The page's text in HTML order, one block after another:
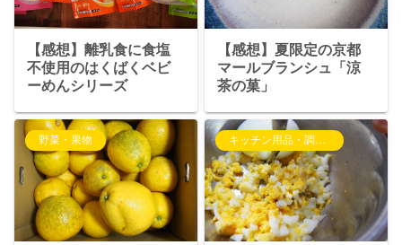
【感想】離乳食に食塩
不使用のはくばくベビ
ーめんシリーズ
【感想】夏限定の京都
マールブランシュ「涼
茶の菓」
野菜・果物 キッチン用品・調理器具